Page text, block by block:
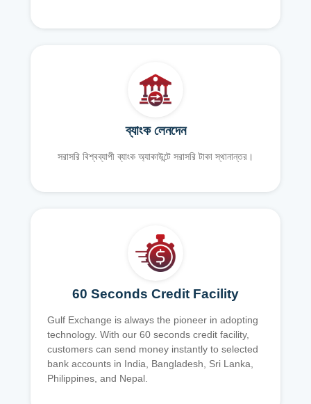
ব্যাংক লেনদেন
সরাসরি বিশ্বব্যাপী ব্যাংক অ্যাকাউন্টে সরাসরি টাকা স্থানান্তর।
60 Seconds Credit Facility
Gulf Exchange is always the pioneer in adopting
technology. With our 60 seconds credit facility,
customers can send money instantly to selected
bank accounts in India, Bangladesh, Sri Lanka,
Philippines, and Nepal.